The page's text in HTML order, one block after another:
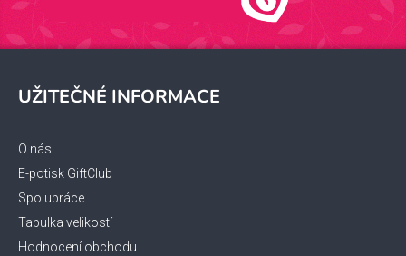
UŽITEČNÉ INFORMACE
O nás
E-potisk GiftClub
Spolupráce
Tabulka velikostí
Hodnocení obchodu